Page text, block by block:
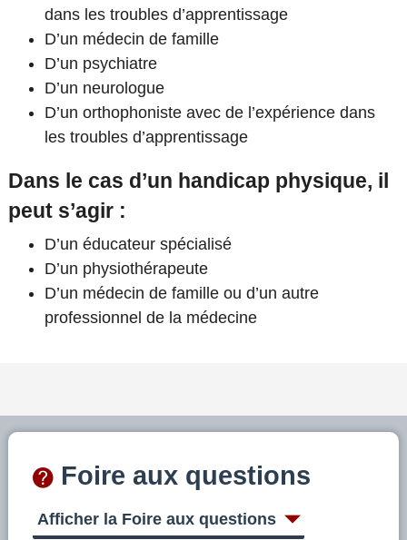
dans les troubles d’apprentissage
D’un médecin de famille
D’un psychiatre
D’un neurologue
D’un orthophoniste avec de l’expérience dans
les troubles d’apprentissage
Dans le cas d’un handicap physique, il
peut s’agir :
D’un éducateur spécialisé
D’un physiothérapeute
D’un médecin de famille ou d’un autre
professionnel de la médecine
Foire aux questions
Afficher la Foire aux questions